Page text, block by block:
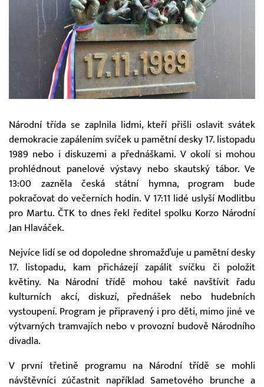
Národní třída se zaplnila lidmi, kteří přišli oslavit svátek
demokracie zapálením svíček u pamětní desky 17. listopadu
1989 nebo i diskuzemi a přednáškami. V okolí si mohou
prohlédnout panelové výstavy nebo skautský tábor. Ve
13:00 zazněla česká státní hymna, program bude
pokračovat do večerních hodin. V 17:11 lidé uslyší Modlitbu
pro Martu. ČTK to dnes řekl ředitel spolku Korzo Národní
Jan Hlaváček.
Nejvíce lidí se od dopoledne shromažďuje u pamětní desky
17. listopadu, kam přicházejí zapálit svíčku či položit
květiny. Na Národní třídě mohou také navštívit řadu
kulturních akcí, diskuzí, přednášek nebo hudebních
vystoupení. Program je připravený i pro děti, mimo jiné ve
výtvarných tramvajích nebo v provozní budově Národního
divadla.
V první třetině programu na Národní třídě se mohli
návštěvníci zúčastnit například Sametového brunche a